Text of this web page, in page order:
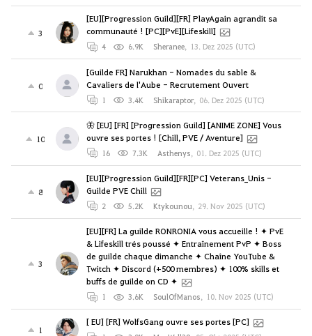
3
[EU][Progression Guild][FR] PlayAgain agrandit sa
communauté ! [PC][PvE][Lifeskill]
4 6.9K Sheranee, 13. Dez 2025 (UTC)
0
[Guilde FR] Narukhan - Nomades du sable &
Cavaliers de l'Aube - Recrutement Ouvert
1 3.4K Shikaraptor, 06. Dez 2025 (UTC)
10
🦋 [EU] [FR] [Progression Guild] [ANIME ZONE] Vous
ouvre ses portes ! [Chill, PVE / Aventure]
16 7.3K Asthenys, 01. Dez 2025 (UTC)
8
[EU][Progression Guild][FR][PC] Veterans_Unis -
Guilde PVE Chill
2 5.2K Ktykounou, 29. Nov 2025 (UTC)
3
[EU][FR] La guilde RONRONIA vous accueille ! ✦ PvE
& Lifeskill trés poussé ✦ Entraînement PvP ✦ Boss
de guilde chaque dimanche ✦ Chaîne YouTube &
Twitch ✦ Discord (+500 membres) ✦ 100% skills et
buffs de guilde on CD ✦
1 3.6K SoulOfManos, 10. Nov 2025 (UTC)
1
[ EU] [FR] WolfsGang ouvre ses portes [PC]